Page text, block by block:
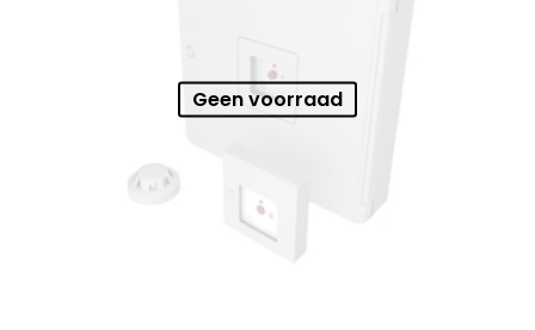
Geen voorraad